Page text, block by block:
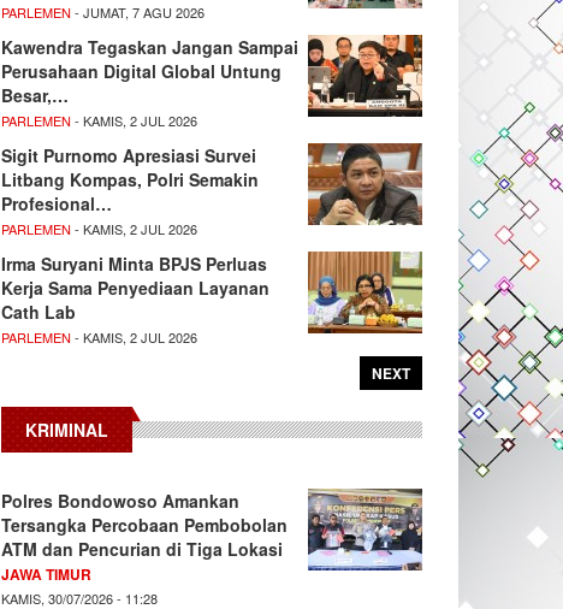
PARLEMEN - JUMAT, 7 AGU 2026
Kawendra Tegaskan Jangan Sampai
Perusahaan Digital Global Untung
Besar,…
PARLEMEN - KAMIS, 2 JUL 2026
Sigit Purnomo Apresiasi Survei
Litbang Kompas, Polri Semakin
Profesional…
PARLEMEN - KAMIS, 2 JUL 2026
Irma Suryani Minta BPJS Perluas
Kerja Sama Penyediaan Layanan
Cath Lab
PARLEMEN - KAMIS, 2 JUL 2026
NEXT
KRIMINAL
Polres Bondowoso Amankan
Tersangka Percobaan Pembobolan
ATM dan Pencurian di Tiga Lokasi
JAWA TIMUR
KAMIS, 30/07/2026 - 11:28